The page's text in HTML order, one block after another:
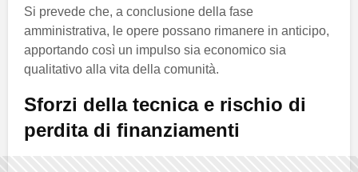
Si prevede che, a conclusione della fase
amministrativa, le opere possano rimanere in anticipo,
apportando così un impulso sia economico sia
qualitativo alla vita della comunità.
Sforzi della tecnica e rischio di
perdita di finanziamenti